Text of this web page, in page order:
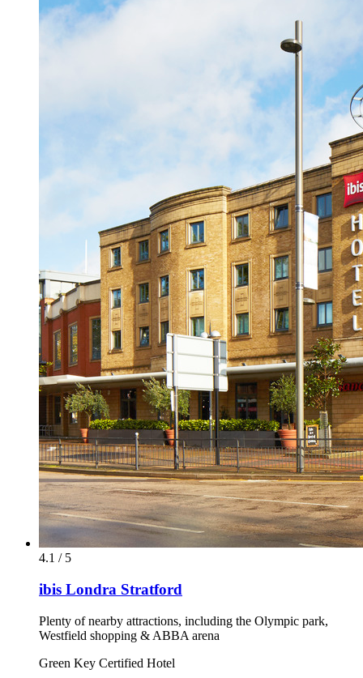
4.1 / 5
ibis Londra Stratford
Plenty of nearby attractions, including the Olympic park,
Westfield shopping & ABBA arena
Green Key Certified Hotel